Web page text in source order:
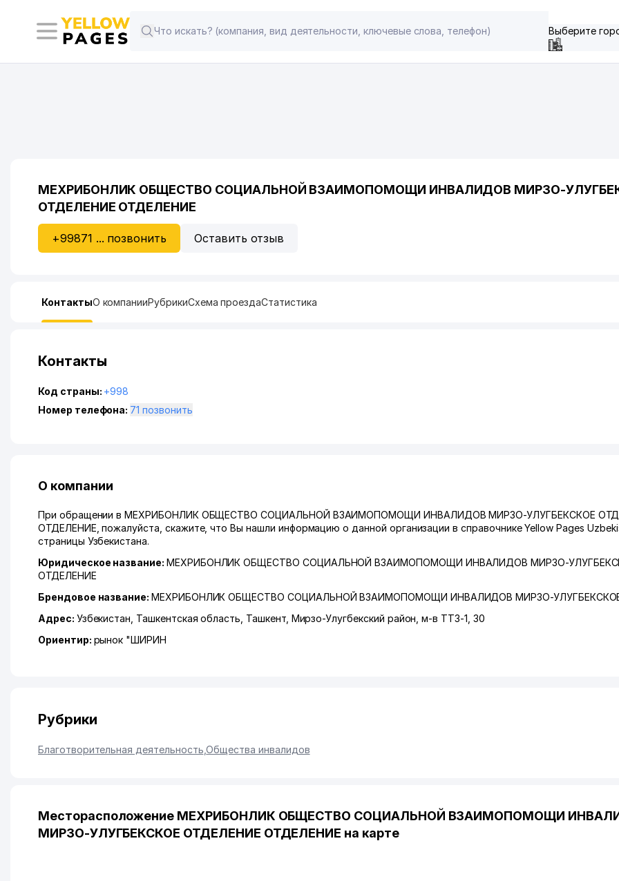
Выберите
МЕХРИБОНЛИК ОБЩЕСТВО СОЦИАЛЬНОЙ ВЗАИМОПОМОЩИ ИНВАЛИДОВ МИРЗО-
ОТДЕЛЕНИЕ ОТДЕЛЕНИЕ
+99871 ... позвонить Оставить отзыв
КонтактыО компанииРубрикиСхема проездаСтатистика
Контакты
Код страны: +998
Номер телефона:
71 позвонить
О компании
При обращении в МЕХРИБОНЛИК ОБЩЕСТВО СОЦИАЛЬНОЙ ВЗАИМОПОМОЩИ ИНВАЛИДОВ МИРЗО-УЛУГБЕКСКОЕ
ОТДЕЛЕНИЕ, пожалуйста, скажите, что Вы нашли информацию о данной организации в справочнике Yellow Pages
страницы Узбекистана.
Юридическое название: МЕХРИБОНЛИК ОБЩЕСТВО СОЦИАЛЬНОЙ ВЗАИМОПОМОЩИ ИНВАЛИДОВ МИРЗО-
ОТДЕЛЕНИЕ
Брендовое название: МЕХРИБОНЛИК ОБЩЕСТВО СОЦИАЛЬНОЙ ВЗАИМОПОМОЩИ ИНВАЛИДОВ МИРЗО-
Адрес: Узбекистан, Ташкентская область Ташкент, Мирзо-Улугбекский район ,м-в ТТЗ-1 , 30
Ориентир: рынок "ШИРИН
Рубрики
Благотворительная деятельность ,Общества инвалидов
Месторасположение МЕХРИБОНЛИК ОБЩЕСТВО СОЦИАЛЬНОЙ ВЗАИМОПОМОЩИ
МИРЗО-УЛУГБЕКСКОЕ ОТДЕЛЕНИЕ ОТДЕЛЕНИЕ на карте